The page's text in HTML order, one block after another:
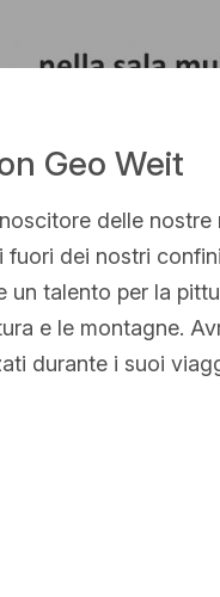
Geo Weit
delle nostre
dei nostri
talento per la
e le montagne.
durante i suoi